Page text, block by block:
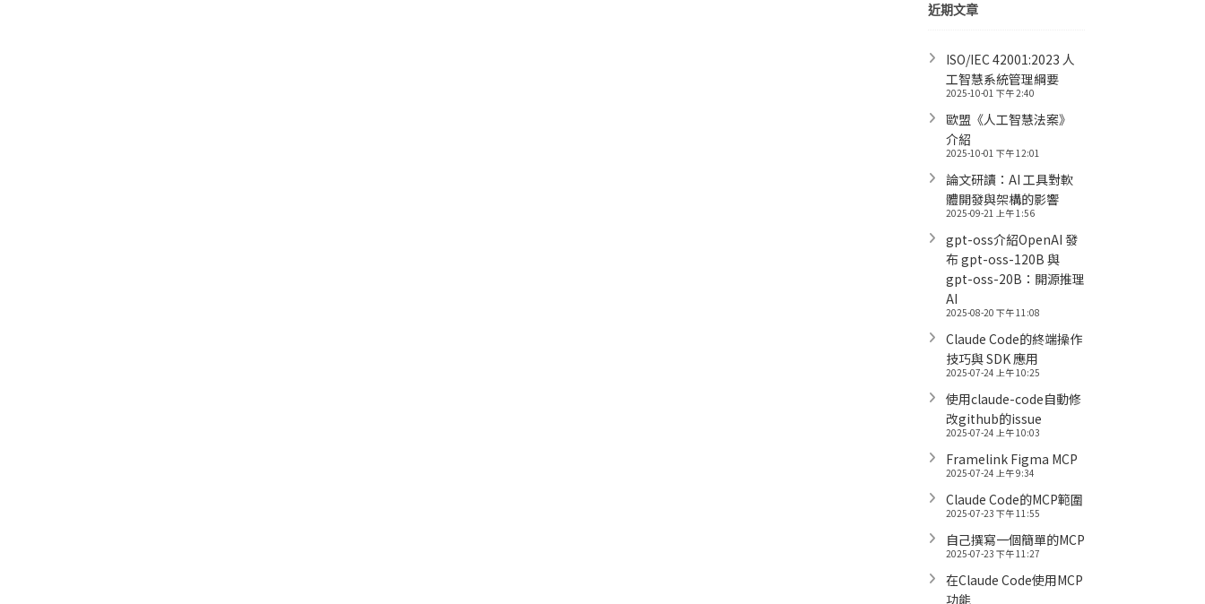
近期文章
ISO/IEC 42001:2023 人
工智慧系統管理綱要
2025-10-01 下午 2:40
歐盟《人工智慧法案》
介紹
2025-10-01 下午 12:01
論文研讀：AI 工具對軟
體開發與架構的影響
2025-09-21 上午 1:56
gpt-oss介紹OpenAI 發
布 gpt-oss-120B 與
gpt-oss-20B：開源推理
AI
2025-08-20 下午 11:08
Claude Code的終端操作
技巧與 SDK 應用
2025-07-24 上午 10:25
使用claude-code自動修
改github的issue
2025-07-24 上午 10:03
Framelink Figma MCP
2025-07-24 上午 9:34
Claude Code的MCP範圍
2025-07-23 下午 11:55
自己撰寫一個簡單的MCP
2025-07-23 下午 11:27
在Claude Code使用MCP
功能